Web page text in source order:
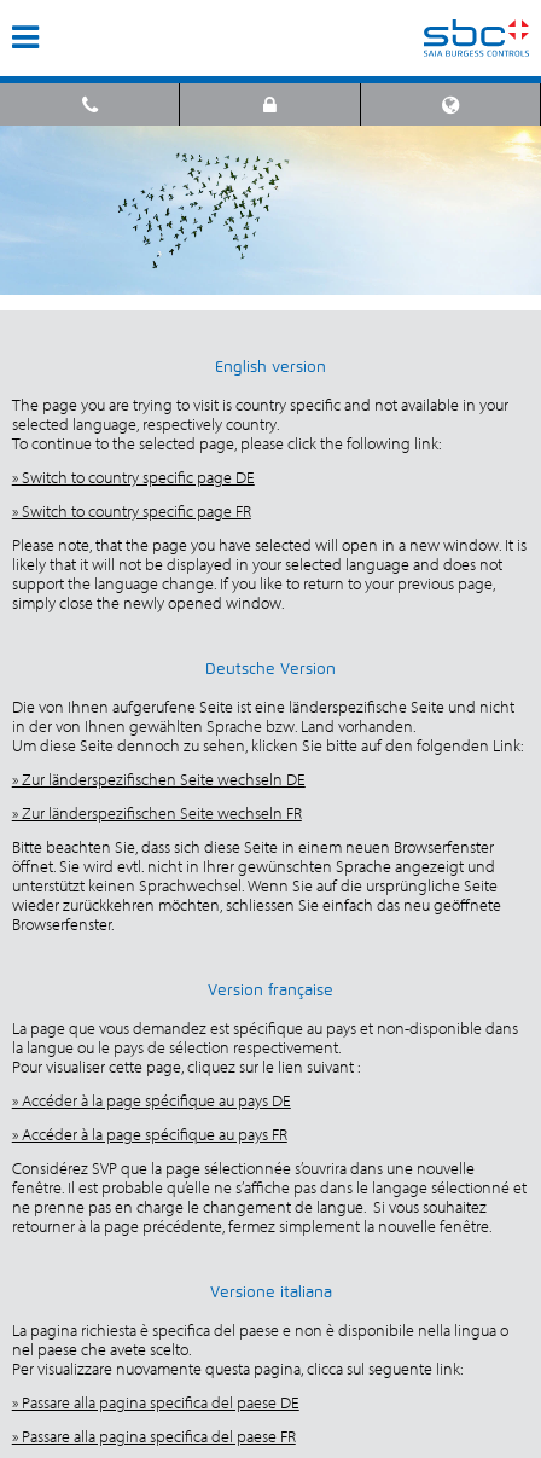
English version
The page you are trying to visit is country specific and not available in your
selected language, respectively country.
To continue to the selected page, please click the following link:
» Switch to country specific page DE
» Switch to country specific page FR
Please note, that the page you have selected will open in a new window. It is
likely that it will not be displayed in your selected language and does not
support the language change. If you like to return to your previous page,
simply close the newly opened window.
Deutsche Version
Die von Ihnen aufgerufene Seite ist eine länderspezifische Seite und nicht
in der von Ihnen gewählten Sprache bzw. Land vorhanden.
Um diese Seite dennoch zu sehen, klicken Sie bitte auf den folgenden Link:
» Zur länderspezifischen Seite wechseln DE
» Zur länderspezifischen Seite wechseln FR
Bitte beachten Sie, dass sich diese Seite in einem neuen Browserfenster
öffnet. Sie wird evtl. nicht in Ihrer gewünschten Sprache angezeigt und
unterstützt keinen Sprachwechsel. Wenn Sie auf die ursprüngliche Seite
wieder zurückkehren möchten, schliessen Sie einfach das neu geöffnete
Browserfenster.
Version française
La page que vous demandez est spécifique au pays et non-disponible dans
la langue ou le pays de sélection respectivement.
Pour visualiser cette page, cliquez sur le lien suivant :
» Accéder à la page spécifique au pays DE
» Accéder à la page spécifique au pays FR
Considérez SVP que la page sélectionnée s’ouvrira dans une nouvelle
fenêtre. Il est probable qu’elle ne s’affiche pas dans le langage sélectionné et
ne prenne pas en charge le changement de langue. Si vous souhaitez
retourner à la page précédente, fermez simplement la nouvelle fenêtre.
Versione italiana
La pagina richiesta è specifica del paese e non è disponibile nella lingua o
nel paese che avete scelto.
Per visualizzare nuovamente questa pagina, clicca sul seguente link:
» Passare alla pagina specifica del paese DE
» Passare alla pagina specifica del paese FR